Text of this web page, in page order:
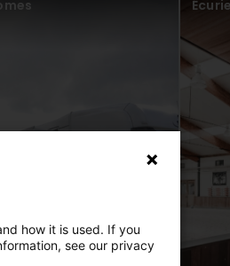
how it is used. If you
see our privacy